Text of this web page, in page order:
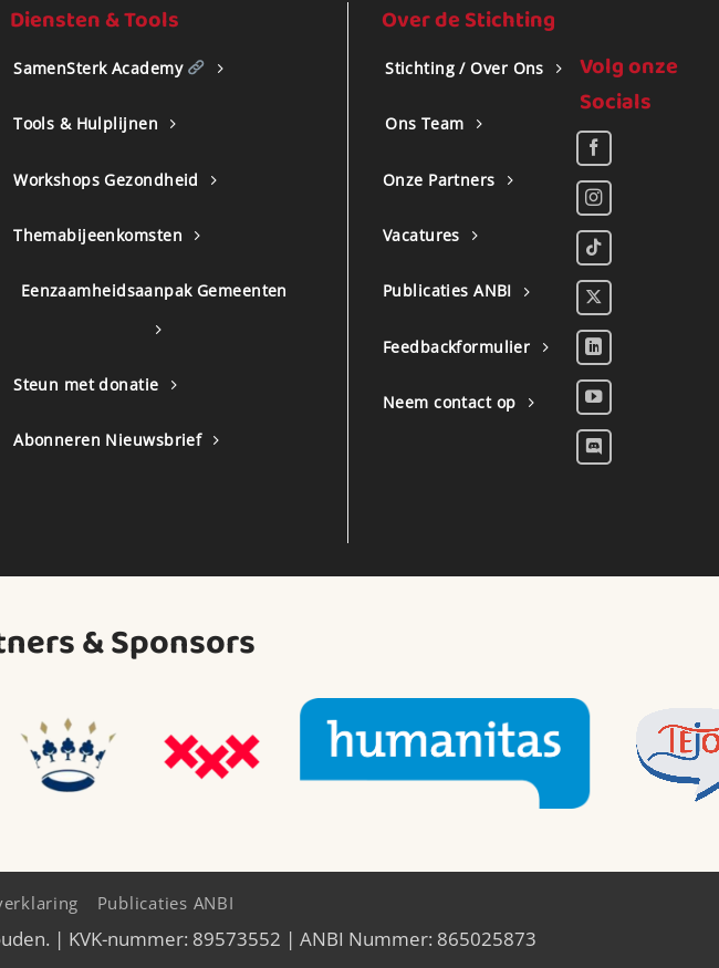
Diensten & Tools
SamenSterk Academy
Tools & Hulplijnen
Workshops Gezondheid
Themabijeenkomsten
Eenzaamheidsaanpak Gemeenten
Steun met donatie
Abonneren Nieuwsbrief
Over de Stichting
Stichting / Over Ons
Ons Team
Onze Partners
Vacatures
Publicaties ANBI
Feedbackformulier
Neem contact op
Volg onze
Socials
& Sponsors
Publicaties ANBI
| KVK-nummer: 89573552 | ANBI Nummer: 865025873